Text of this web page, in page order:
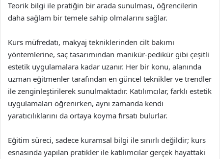
Teorik bilgi ile pratiğin bir arada sunulması, öğrencilerin
daha sağlam bir temele sahip olmalarını sağlar.
Kurs müfredatı, makyaj tekniklerinden cilt bakımı
yöntemlerine, saç tasarımından manikür-pedikür gibi çeşitli
estetik uygulamalara kadar uzanır. Her bir konu, alanında
uzman eğitmenler tarafından en güncel teknikler ve trendler
ile zenginleştirilerek sunulmaktadır. Katılımcılar, farklı estetik
uygulamaları öğrenirken, aynı zamanda kendi
yaratıcılıklarını da ortaya koyma fırsatı bulurlar.
Eğitim süreci, sadece kuramsal bilgi ile sınırlı değildir; kurs
esnasında yapılan pratikler ile katılımcılar gerçek hayattaki